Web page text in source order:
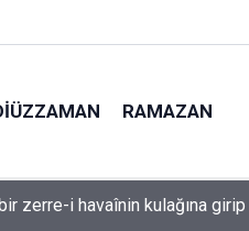
RAMAZAN
onlardan biri öldüğünde de